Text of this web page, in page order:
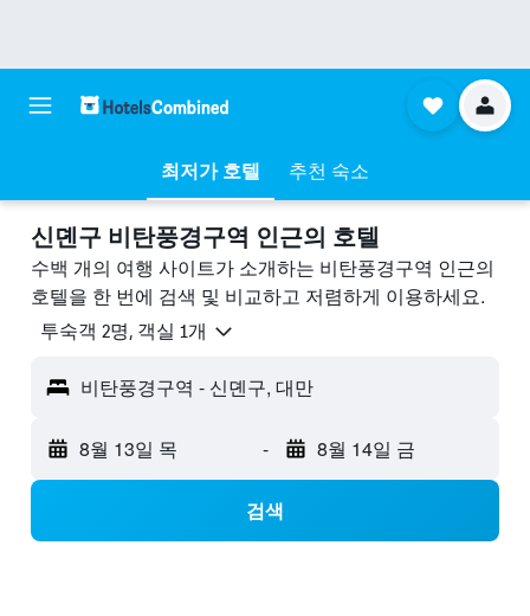
최저가 호텔 추천 숙소
신뎬구 비탄풍경구역 ​인근의 호텔
수백 개의 여행 사이트가 소개하는 비탄풍경구역 인근의
호텔을 한 번에 검색 및 비교하고 저렴하게 이용하세요.
​투숙객 2​명, ​객실 1개
비탄풍경구역 - 신뎬구, 대만
8월 13일 목 - 8월 14일 금
검색